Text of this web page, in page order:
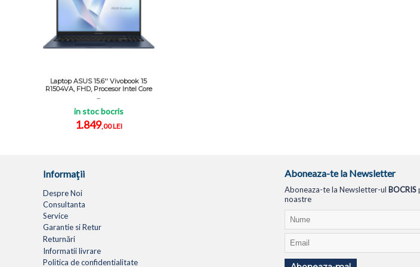
Laptop ASUS 15.6'' Vivobook 15
R1504VA, FHD, Procesor Intel Core
...
in stoc bocris
1.849,00 LEI
Informaţii
Despre Noi
Consultanta
Service
Garantie si Retur
Returnări
Informatii livrare
Politica de confidentialitate
Aboneaza-te la Newsletter
Aboneaza-te la Newsletter-ul BOCRIS
noastre